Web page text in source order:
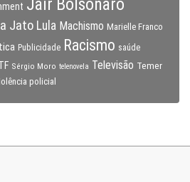
Jair Bolsonaro
Jato Lula Machismo Marielle Franco
Publicidade Racismo saúde
Sérgio Moro telenovela Televisão Temer
policial